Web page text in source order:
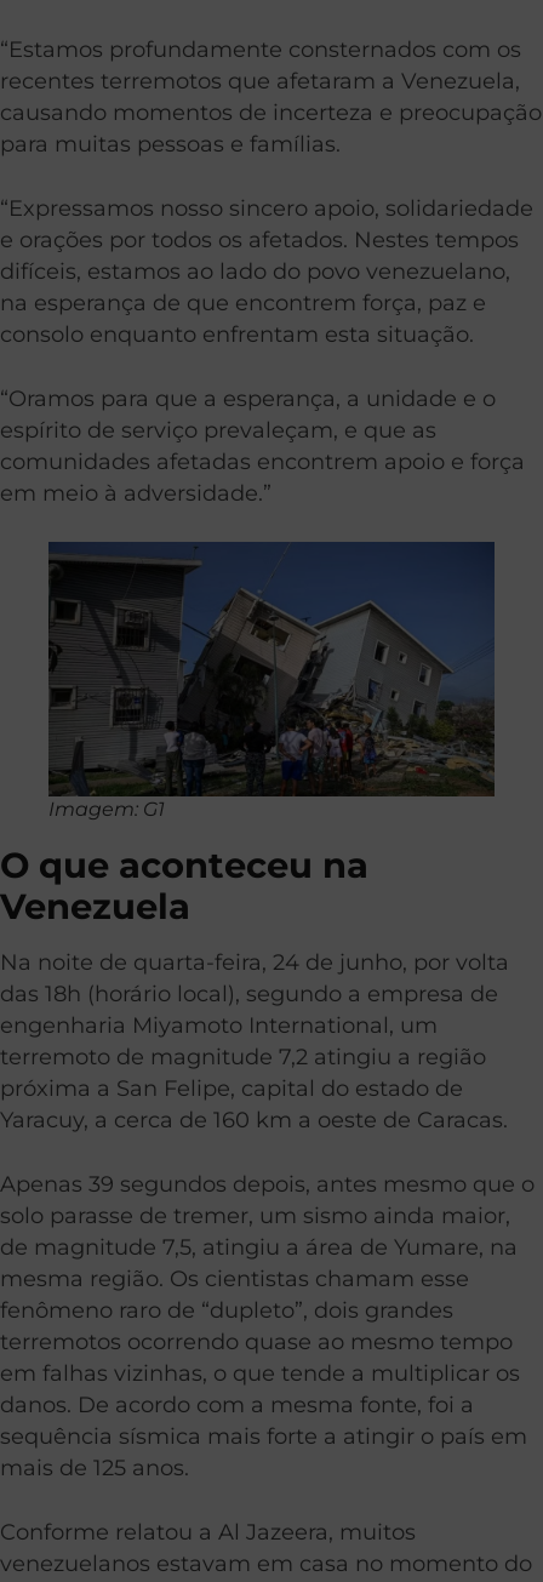
“Estamos profundamente consternados com os
recentes terremotos que afetaram a Venezuela,
causando momentos de incerteza e preocupação
para muitas pessoas e famílias.
“Expressamos nosso sincero apoio, solidariedade
e orações por todos os afetados. Nestes tempos
difíceis, estamos ao lado do povo venezuelano,
na esperança de que encontrem força, paz e
consolo enquanto enfrentam esta situação.
“Oramos para que a esperança, a unidade e o
espírito de serviço prevaleçam, e que as
comunidades afetadas encontrem apoio e força
em meio à adversidade.”
Imagem: G1
O que aconteceu na
Venezuela
Na noite de quarta-feira, 24 de junho, por volta
das 18h (horário local), segundo a empresa de
engenharia Miyamoto International, um
terremoto de magnitude 7,2 atingiu a região
próxima a San Felipe, capital do estado de
Yaracuy, a cerca de 160 km a oeste de Caracas.
Apenas 39 segundos depois, antes mesmo que o
solo parasse de tremer, um sismo ainda maior,
de magnitude 7,5, atingiu a área de Yumare, na
mesma região. Os cientistas chamam esse
fenômeno raro de “dupleto”, dois grandes
terremotos ocorrendo quase ao mesmo tempo
em falhas vizinhas, o que tende a multiplicar os
danos. De acordo com a mesma fonte, foi a
sequência sísmica mais forte a atingir o país em
mais de 125 anos.
Conforme relatou a Al Jazeera, muitos
venezuelanos estavam em casa no momento do